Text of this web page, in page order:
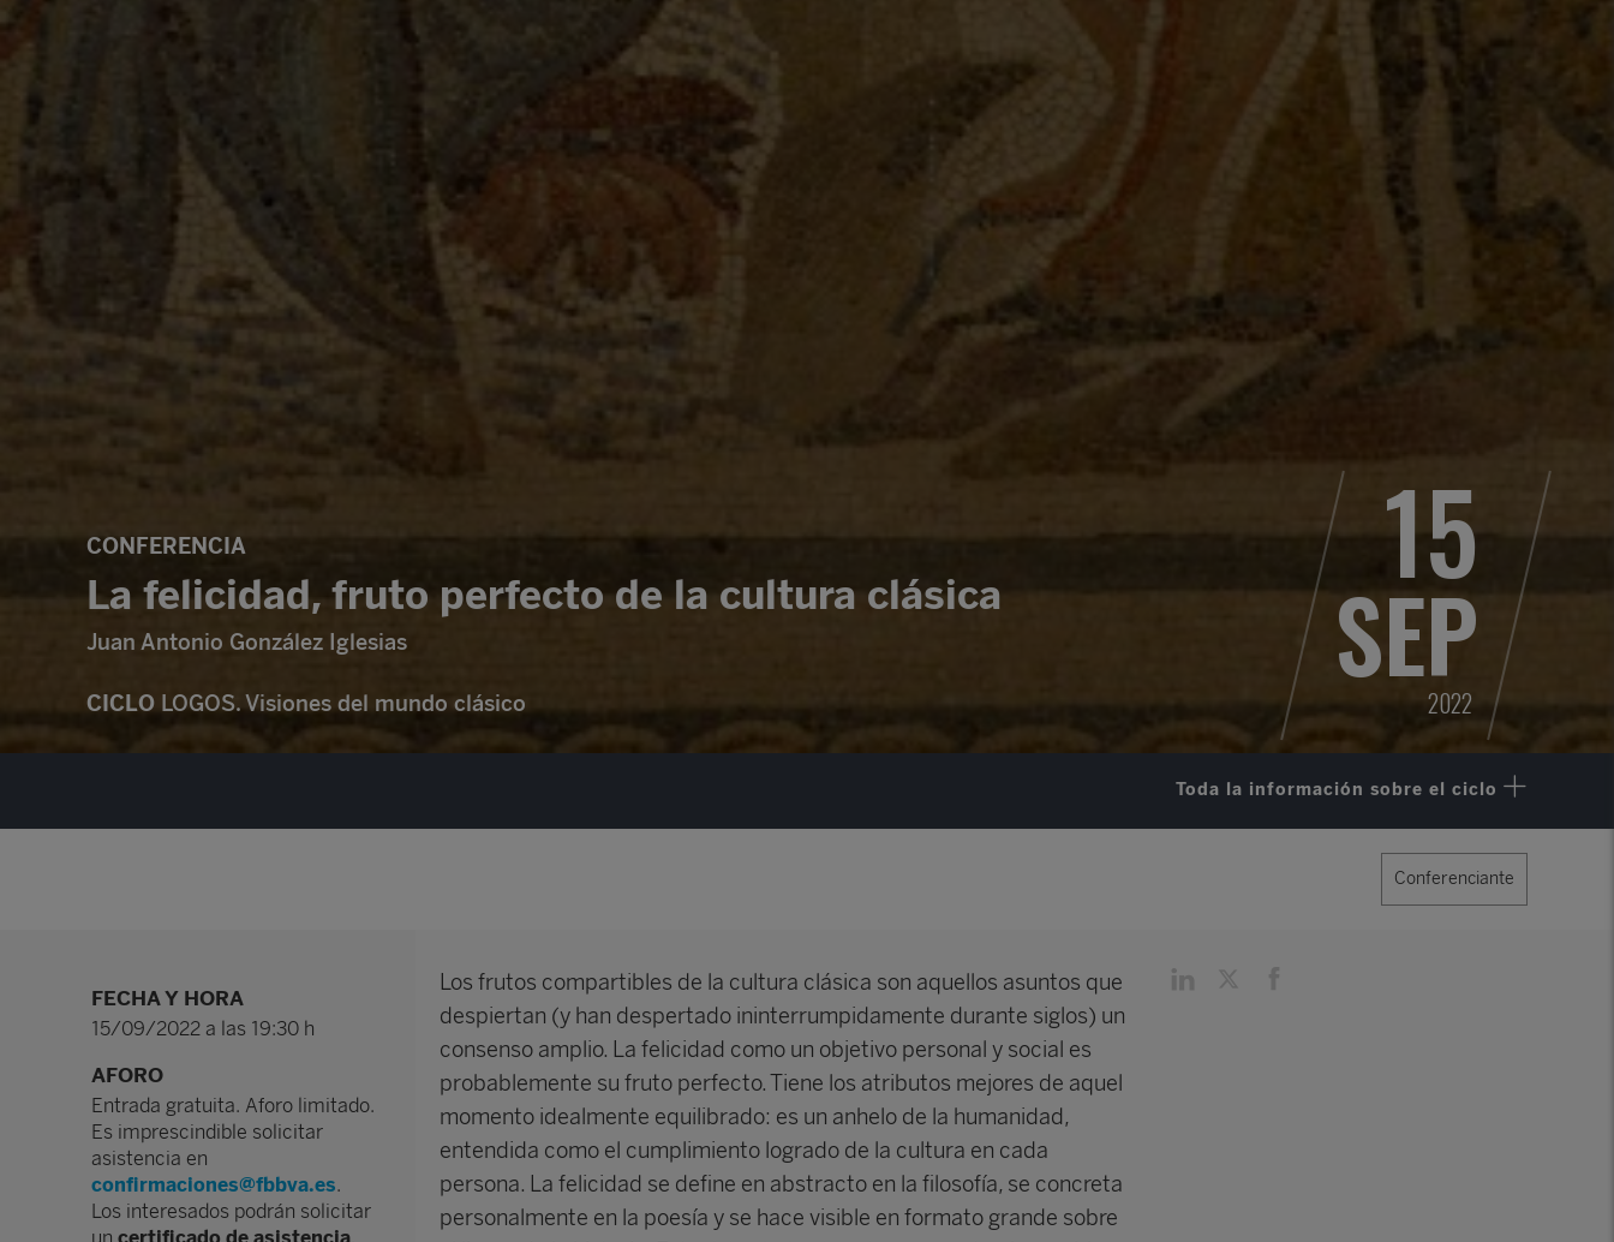
CONFERENCIA
La felicidad, fruto perfecto de la cultura clásica
Juan Antonio González Iglesias
CICLO LOGOS. Visiones del mundo clásico
15
SEP
2022
Toda la información sobre el ciclo
Conferenciante
FECHA Y HORA
15/09/2022 a las 19:30 h
AFORO
Entrada gratuita. Aforo limitado.
Es imprescindible solicitar
asistencia en
confirmaciones@fbbva.es.
Los interesados podrán solicitar
Los frutos compartibles de la cultura clásica son aquellos asuntos que
despiertan (y han despertado ininterrumpidamente durante siglos) un
consenso amplio. La felicidad como un objetivo personal y social es
probablemente su fruto perfecto. Tiene los atributos mejores de aquel
momento idealmente equilibrado: es un anhelo de la humanidad,
entendida como el cumplimiento logrado de la cultura en cada
persona. La felicidad se define en abstracto en la filosofía, se concreta
personalmente en la poesía y se hace visible en formato grande sobre